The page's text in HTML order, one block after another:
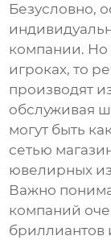
Безусловно,
компании. Но
игроках, то
производят
обслуживая
могут быть
сетью
ювелирных
Важно
компаний
бриллиантов